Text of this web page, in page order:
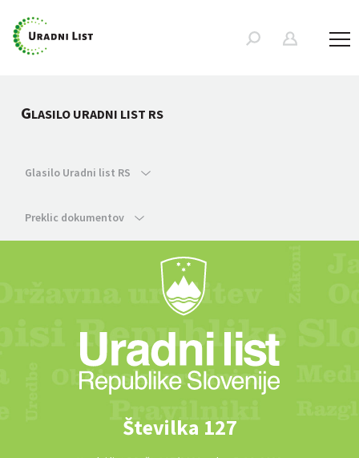
GLASILO URADNI LIST RS
Glasilo Uradni list RS
Preklic dokumentov
Številka 127